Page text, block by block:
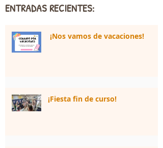
ENTRADAS RECIENTES:
¡Nos vamos de vacaciones!
¡Fiesta fin de curso!